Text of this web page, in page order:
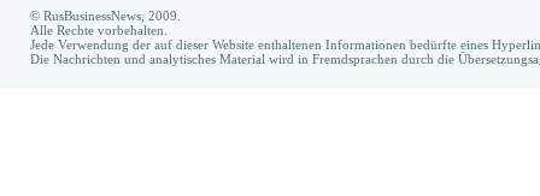
© RusBusinessNews, 2009.
Alle Rechte vorbehalten.
Jede Verwendung der auf dieser Website enthaltenen Informationen bedürfte eines
Die Nachrichten und analytisches Material wird in Fremdsprachen durch die